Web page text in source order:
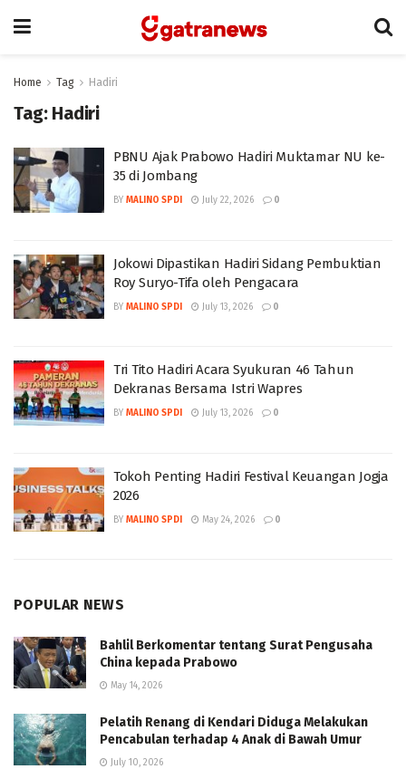
Home Tag Hadiri
Tag: Hadiri
PBNU Ajak Prabowo Hadiri Muktamar NU ke-
35 di Jombang
BY MALINO SPDI July 22, 2026 0
Jokowi Dipastikan Hadiri Sidang Pembuktian
Roy Suryo-Tifa oleh Pengacara
BY MALINO SPDI July 13, 2026 0
Tri Tito Hadiri Acara Syukuran 46 Tahun
Dekranas Bersama Istri Wapres
BY MALINO SPDI July 13, 2026 0
Tokoh Penting Hadiri Festival Keuangan Jogja
2026
BY MALINO SPDI May 24, 2026 0
POPULAR NEWS
Bahlil Berkomentar tentang Surat Pengusaha
China kepada Prabowo
May 14, 2026
Pelatih Renang di Kendari Diduga Melakukan
Pencabulan terhadap 4 Anak di Bawah Umur
July 10, 2026